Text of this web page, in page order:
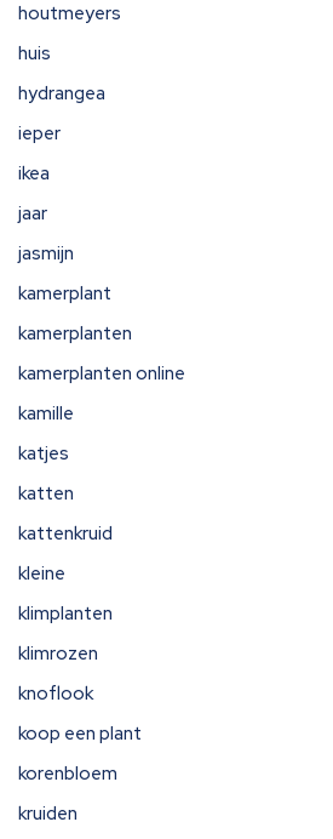
houtmeyers
huis
hydrangea
ieper
ikea
jaar
jasmijn
kamerplant
kamerplanten
kamerplanten online
kamille
katjes
katten
kattenkruid
kleine
klimplanten
klimrozen
knoflook
koop een plant
korenbloem
kruiden